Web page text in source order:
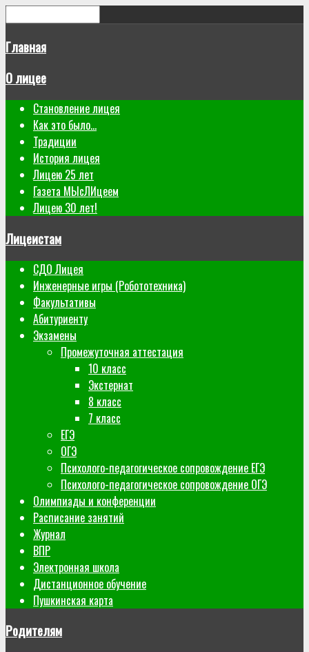
Главная
О лицее
Становление лицея
Как это было...
Традиции
История лицея
Лицею 25 лет
Газета МЫсЛИцеем
Лицею 30 лет!
Лицеистам
СДО Лицея
Инженерные игры (Робототехника)
Факультативы
Абитуриенту
Экзамены
Промежуточная аттестация
10 класс
Экстернат
8 класс
7 класс
ЕГЭ
ОГЭ
Психолого-педагогическое сопровождение ЕГЭ
Психолого-педагогическое сопровождение ОГЭ
Олимпиады и конференции
Расписание занятий
Журнал
ВПР
Электронная школа
Дистанционное обучение
Пушкинская карта
Родителям